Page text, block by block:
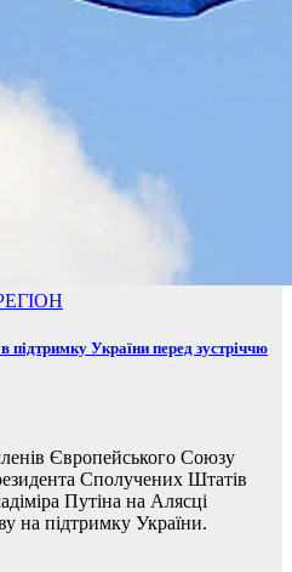
підтримку України перед зустріччю
Європейського Союзу
Сполучених Штатів
Путіна на Алясці
на підтримку України.